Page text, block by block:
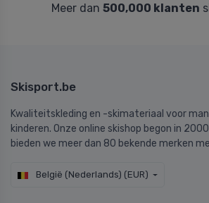
Meer dan 500,000 klanten
Skisport.be
Kwaliteitskleding en -skimateriaal voor
kinderen. Onze online skishop begon in
bieden we meer dan 80 bekende merken
België (Nederlands) (EUR)